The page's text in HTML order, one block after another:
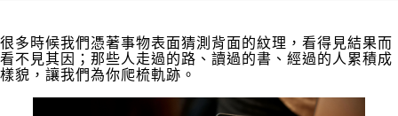
很多時候我們憑著事物表面猜測背面的紋理，看得見結果而
看不見其因；那些人走過的路、讀過的書、經過的人累積成
樣貌，讓我們為你爬梳軌跡。